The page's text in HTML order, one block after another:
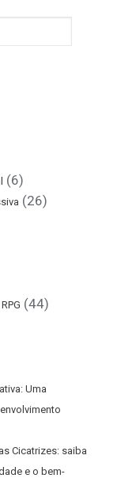
(6)
(26)
(44)
Uma
Cicatrizes: saiba
e o bem-